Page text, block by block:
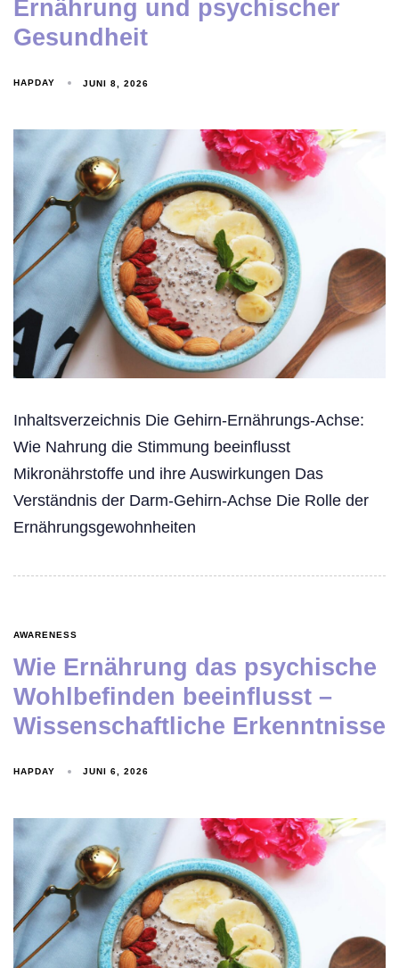
Ernährung und psychischer
Gesundheit
HAPDAY JUNI 8, 2026
Inhaltsverzeichnis Die Gehirn-Ernährungs-Achse:
Wie Nahrung die Stimmung beeinflusst
Mikronährstoffe und ihre Auswirkungen Das
Verständnis der Darm-Gehirn-Achse Die Rolle der
Ernährungsgewohnheiten
AWARENESS
Wie Ernährung das psychische
Wohlbefinden beeinflusst –
Wissenschaftliche Erkenntnisse
HAPDAY JUNI 6, 2026